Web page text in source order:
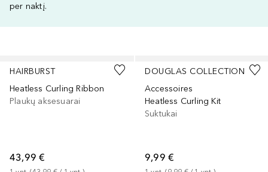
per naktį.
HAIRBURST
Heatless Curling Ribbon
Plaukų aksesuarai
43,99 €
DOUGLAS COLLECTION
Accessoires
Heatless Curling Kit
Suktukai
9,99 €